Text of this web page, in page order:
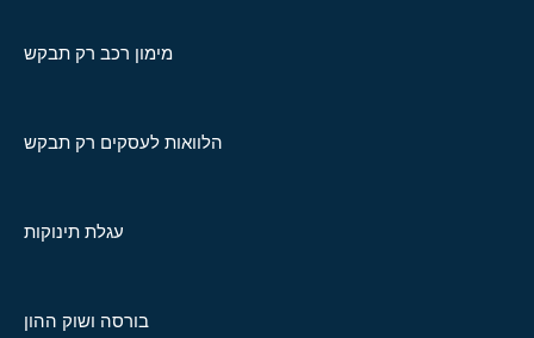
מימון רכב רק תבקש
הלוואות לעסקים רק תבקש
עגלת תינוקות
בורסה ושוק ההון